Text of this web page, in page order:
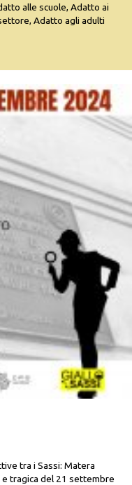
tra i Sassi: Matera
tragica del 21 settembre
alle scuole, Adatto ai
Adatto agli adulti